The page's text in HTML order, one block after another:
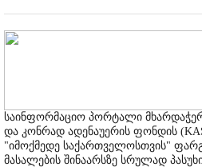
საინფორმაციო პორტალი
და კონრად ადენაუერის ფონდის
"იმოქმედე საქართველოსთვის"
მასალების შინაარსზე სრულად